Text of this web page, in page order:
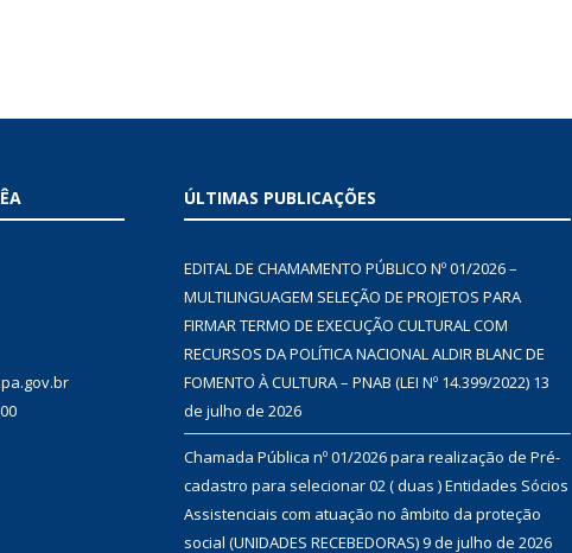
ÚLTIMAS PUBLICAÇÕES
EDITAL DE CHAMAMENTO PÚBLICO Nº 01/2026 –
MULTILINGUAGEM SELEÇÃO DE PROJETOS PARA
FIRMAR TERMO DE EXECUÇÃO CULTURAL COM
RECURSOS DA POLÍTICA NACIONAL ALDIR BLANC DE
FOMENTO À CULTURA – PNAB (LEI Nº 14.399/2022) 13
de julho de 2026
Chamada Pública nº 01/2026 para realização de Pré-
cadastro para selecionar 02 ( duas ) Entidades Sócios
Assistenciais com atuação no âmbito da proteção
social (UNIDADES RECEBEDORAS)9 de julho de 2026